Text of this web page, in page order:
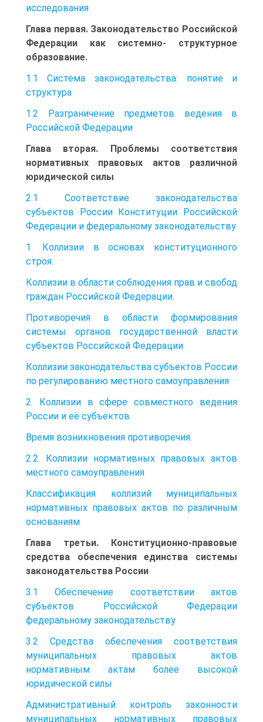
исследования
Глава первая. Законодательство Российской
Федерации как системно- структурное
образование.
1.1 Система законодательства: понятие и
структура
1.2 Разграничение предметов ведения в
Российской Федерации
Глава вторая. Проблемы соответствия
нормативных правовых актов различной
юридической силы
2.1 Соответствие законодательства
субъектов России Конституции Российской
Федерации и федеральному законодательству
1. Коллизии в основах конституционного
строя.
Коллизии в области соблюдения прав и свобод
граждан Российской Федерации.
Противоречия в области формирования
системы органов государственной власти
субъектов Российской Федерации
Коллизии законодательства субъектов России
по регулированию местного самоуправления
2. Коллизии в сфере совместного ведения
России и её субъектов.
Время возникновения противоречия.
2.2. Коллизии нормативных правовых актов
местного самоуправления
Классификация коллизий муниципальных
нормативных правовых актов по различным
основаниям
Глава третьи. Конституционно-правовые
средства обеспечения единства системы
законодательства России
3.1 Обеспечение соответствии актов
субъектов Российской Федерации
федеральному законодательству
3.2 Средства обеспечения соответствия
муниципальных правовых актов
нормативным актам более высокой
юридической силы
Административный контроль законности
муниципальных нормативных правовых